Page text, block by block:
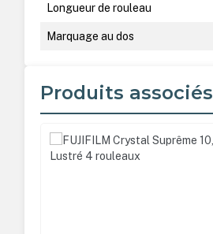
Longueur de rouleau
Marquage au dos
Produits associés
Ignorer la galerie de produits